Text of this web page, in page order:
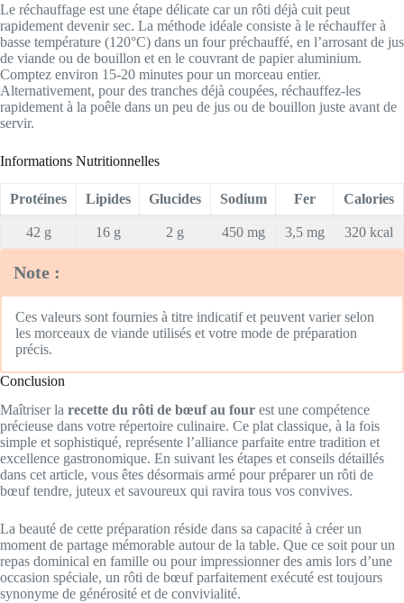
Le réchauffage est une étape délicate car un rôti déjà cuit peut
rapidement devenir sec. La méthode idéale consiste à le réchauffer à
basse température (120°C) dans un four préchauffé, en l’arrosant de jus
de viande ou de bouillon et en le couvrant de papier aluminium.
Comptez environ 15-20 minutes pour un morceau entier.
Alternativement, pour des tranches déjà coupées, réchauffez-les
rapidement à la poêle dans un peu de jus ou de bouillon juste avant de
servir.
Informations Nutritionnelles
Protéines Lipides Glucides Sodium Fer Calories
42 g 16 g 2 g 450 mg 3,5 mg 320 kcal
Note :
Ces valeurs sont fournies à titre indicatif et peuvent varier selon
les morceaux de viande utilisés et votre mode de préparation
précis.
Conclusion
Maîtriser la recette du rôti de bœuf au four est une compétence
précieuse dans votre répertoire culinaire. Ce plat classique, à la fois
simple et sophistiqué, représente l’alliance parfaite entre tradition et
excellence gastronomique. En suivant les étapes et conseils détaillés
dans cet article, vous êtes désormais armé pour préparer un rôti de
bœuf tendre, juteux et savoureux qui ravira tous vos convives.
La beauté de cette préparation réside dans sa capacité à créer un
moment de partage mémorable autour de la table. Que ce soit pour un
repas dominical en famille ou pour impressionner des amis lors d’une
occasion spéciale, un rôti de bœuf parfaitement exécuté est toujours
synonyme de générosité et de convivialité.